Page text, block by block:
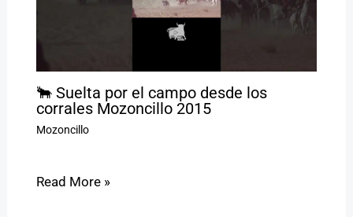
🐂 Suelta por el campo desde los
corrales Mozoncillo 2015
Mozoncillo
Read More »